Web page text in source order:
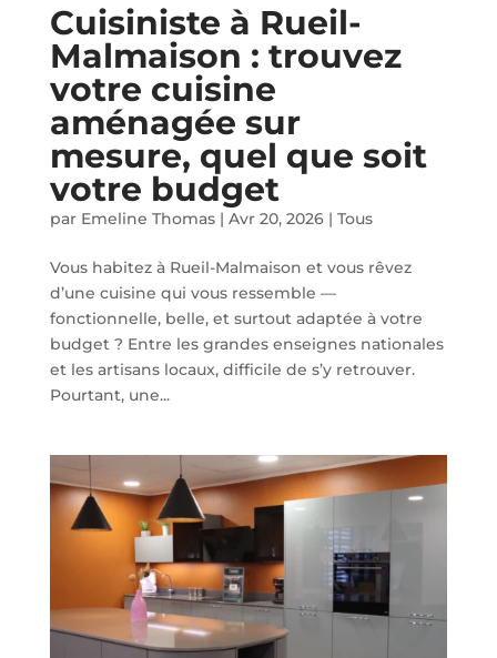
Cuisiniste à Rueil-
Malmaison : trouvez
votre cuisine
aménagée sur
mesure, quel que soit
votre budget
par Emeline Thomas| Avr 20, 2026| Tous
Vous habitez à Rueil-Malmaison et vous rêvez
d’une cuisine qui vous ressemble —
fonctionnelle, belle, et surtout adaptée à votre
budget ? Entre les grandes enseignes nationales
et les artisans locaux, difficile de s’y retrouver.
Pourtant, une...